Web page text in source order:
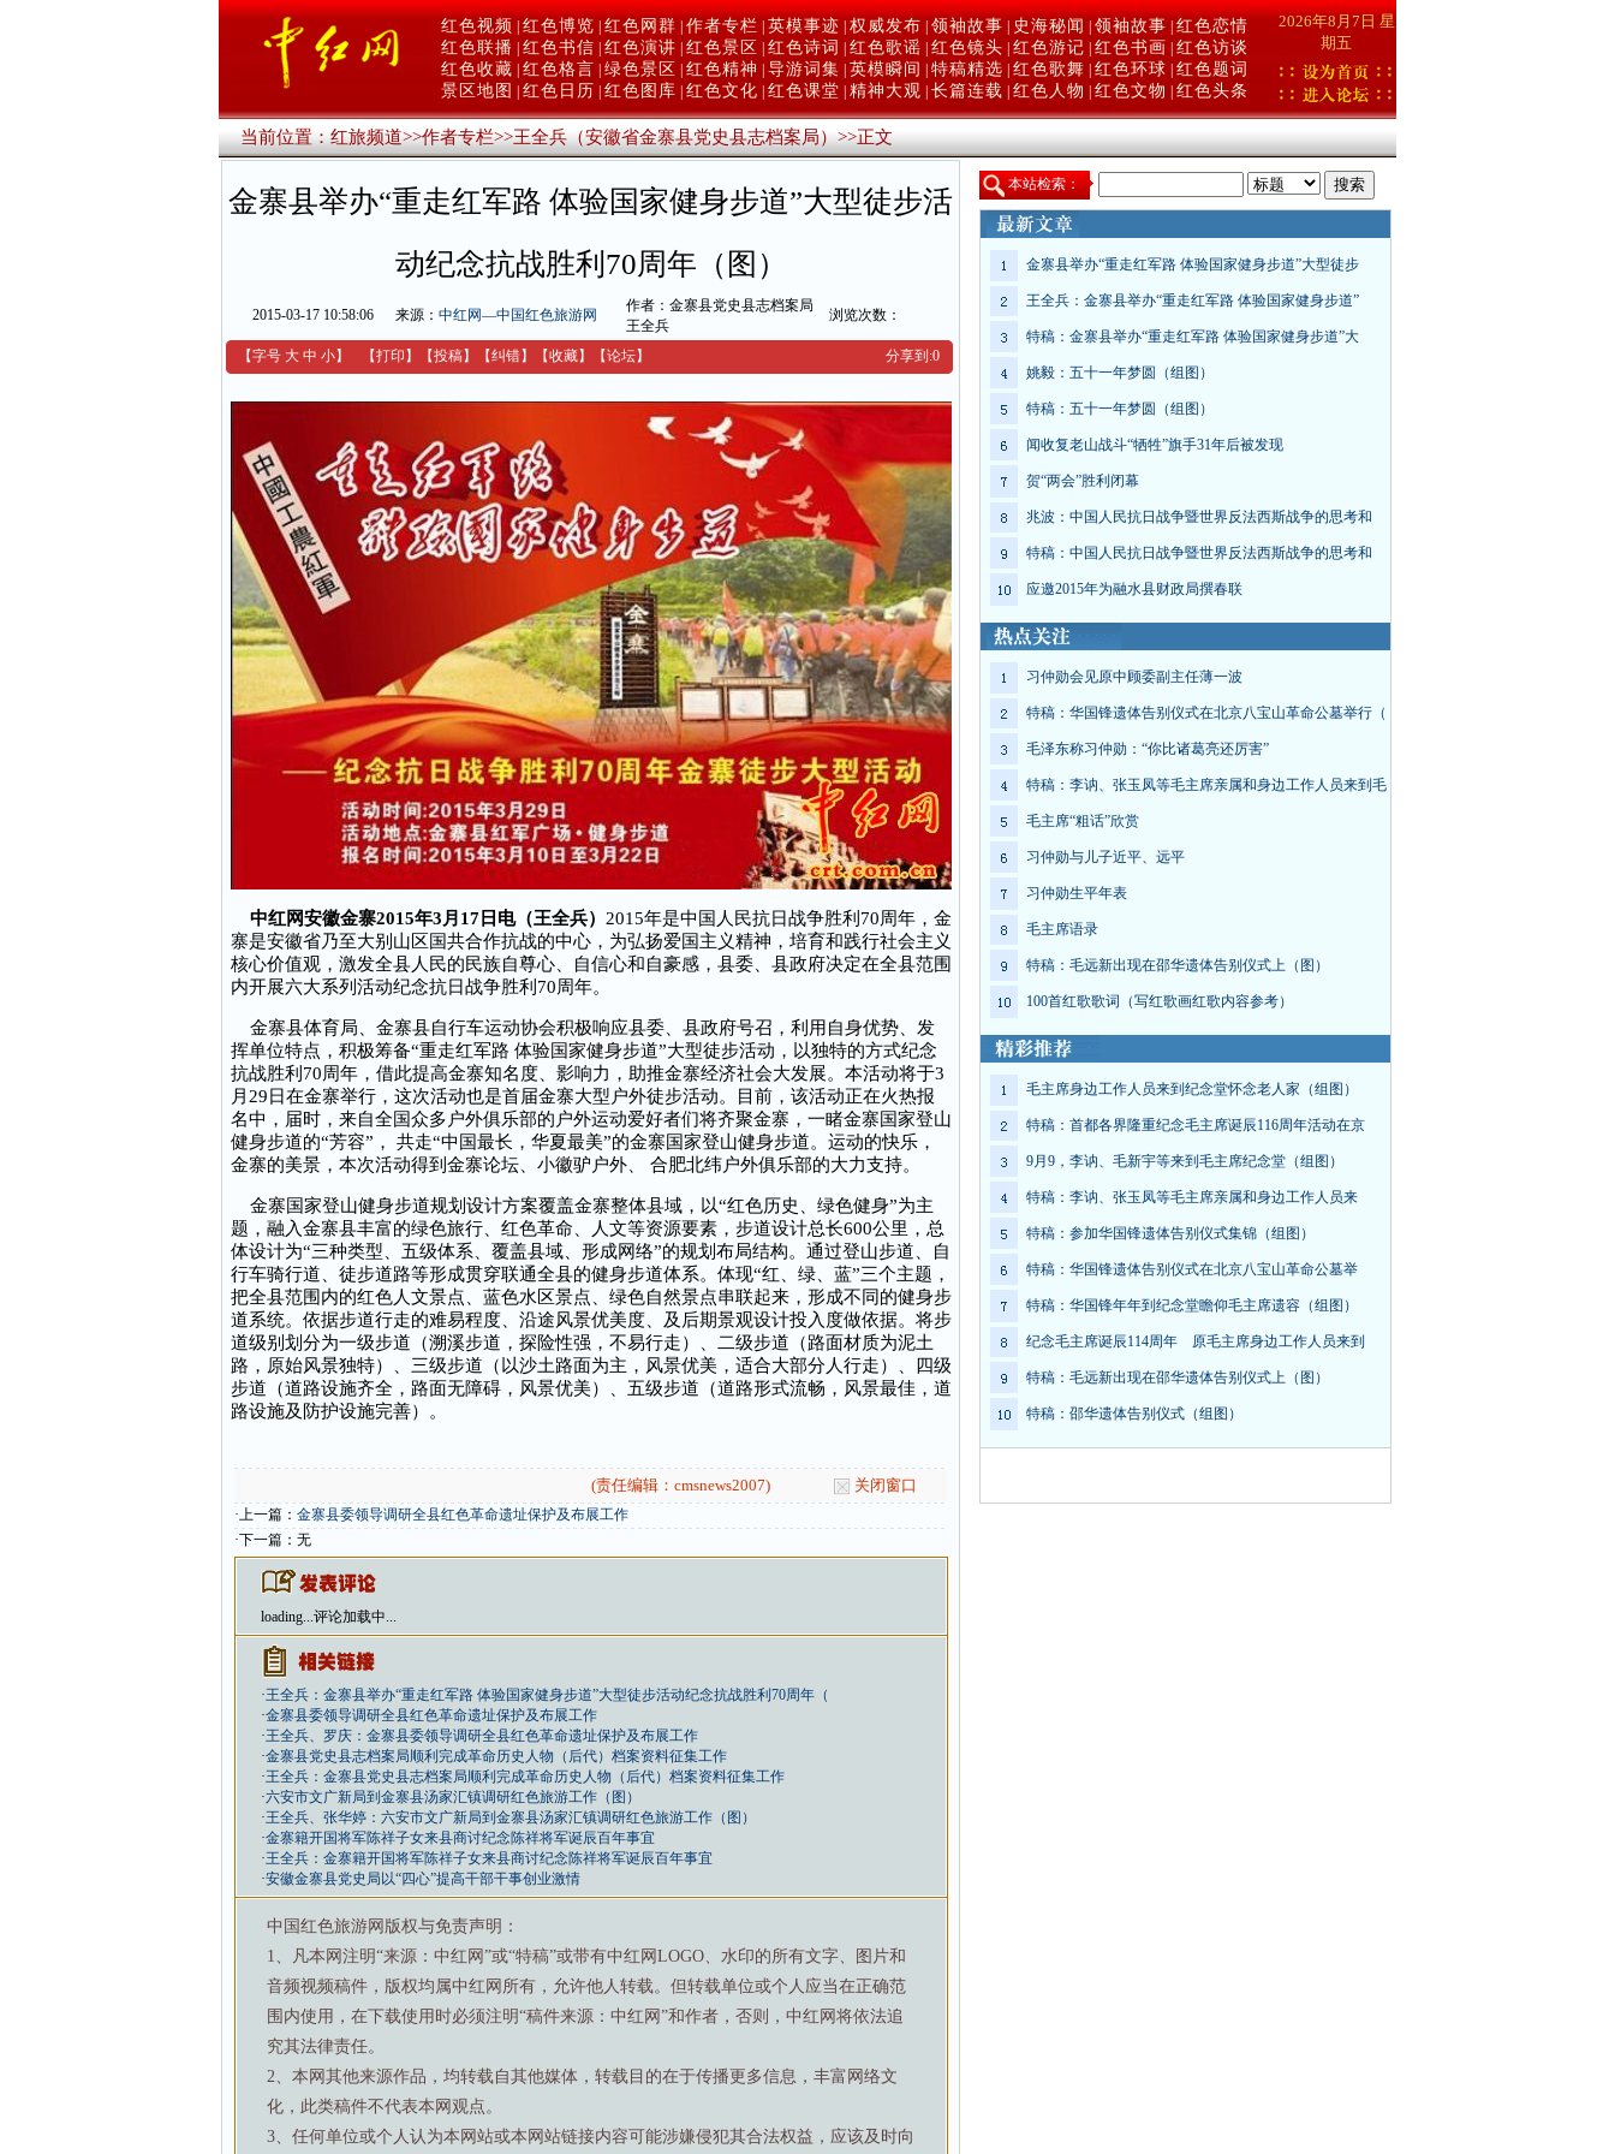
红色视频 红色博览 红色网群 作者专栏 英模事迹 权威发布 领袖故事 史海秘闻 领袖故事 红色恋情
红色联播 红色书信 红色演讲 红色景区 红色诗词 红色歌谣 红色镜头 红色游记 红色书画
红色访谈
红色收藏 红色格言 绿色景区 红色精神 导游词集 英模瞬间 特稿精选 红色歌舞 红色环球 红色题词
景区地图
红色日历 红色图库 红色文化 红色课堂 精神大观 长篇连载 红色人物 红色文物 红色头条
2026年8月7日 星
期五
当前位置：红旅频道>>作者专栏>>王全兵（安徽省金寨县党史县志档案局）>>正文
金寨县举办“重走红军路 体验国家健身步道”大型徒步活
动纪念抗战胜利70周年（图）
2015-03-17 10:58:06 来源： 中红网—中国红色旅游网
作者：金寨县党史县志档案局
王全兵
浏览次数：
【字号 大 中 小】 【打印 】 【投稿】 【纠错】 【收藏】 【论坛】 分享到:0
中红网安徽金寨2015年3月17日电（王全兵） 2015年是中国人民抗日战争胜利70周年，金
寨是安徽省乃至大别山区国共合作抗战的中心，为弘扬爱国主义精神，培育和践行社会主义
核心价值观，激发全县人民的民族自尊心、自信心和自豪感，县委、县政府决定在全县范围
内开展六大系列活动纪念抗日战争胜利70周年。
金寨县体育局、金寨县自行车运动协会积极响应县委、县政府号召，利用自身优势、发
挥单位特点，积极筹备“重走红军路 体验国家健身步道”大型徒步活动，以独特的方式纪念
抗战胜利70周年，借此提高金寨知名度、影响力，助推金寨经济社会大发展。本活动将于3
月29日在金寨举行，这次活动也是首届金寨大型户外徒步活动。目前，该活动正在火热报
名中，届时，来自全国众多户外俱乐部的户外运动爱好者们将齐聚金寨，一睹金寨国家登山
健身步道的“芳容”， 共走“中国最长，华夏最美”的金寨国家登山健身步道。运动的快乐，
金寨的美景，本次活动得到金寨论坛、小徽驴户外、 合肥北纬户外俱乐部的大力支持。
金寨国家登山健身步道规划设计方案覆盖金寨整体县域，以“红色历史、绿色健身”为主
题，融入金寨县丰富的绿色旅行、红色革命、人文等资源要素，步道设计总长600公里，总
体设计为“三种类型、五级体系、覆盖县域、形成网络”的规划布局结构。通过登山步道、自
行车骑行道、徒步道路等形成贯穿联通全县的健身步道体系。体现“红、绿、蓝”三个主题，
把全县范围内的红色人文景点、蓝色水区景点、绿色自然景点串联起来，形成不同的健身步
道系统。依据步道行走的难易程度、沿途风景优美度、及后期景观设计投入度做依据。将步
道级别划分为一级步道（溯溪步道，探险性强，不易行走）、二级步道（路面材质为泥土
路，原始风景独特）、三级步道（以沙土路面为主，风景优美，适合大部分人行走）、四级
步道（道路设施齐全，路面无障碍，风景优美）、五级步道（道路形式流畅，风景最佳，道
路设施及防护设施完善）。
(责任编辑：cmsnews2007) 关闭窗口
·上一篇： 金寨县委领导调研全县红色革命遗址保护及布展工作
·下一篇：无
loading...评论加载中...
·王全兵：金寨县举办“重走红军路 体验国家健身步道”大型徒步活动纪念抗战胜利70周年（
·金寨县委领导调研全县红色革命遗址保护及布展工作
·王全兵、罗庆：金寨县委领导调研全县红色革命遗址保护及布展工作
·金寨县党史县志档案局顺利完成革命历史人物（后代）档案资料征集工作
·王全兵：金寨县党史县志档案局顺利完成革命历史人物（后代）档案资料征集工作
·六安市文广新局到金寨县汤家汇镇调研红色旅游工作（图）
·王全兵、张华婷：六安市文广新局到金寨县汤家汇镇调研红色旅游工作（图）
·金寨籍开国将军陈祥子女来县商讨纪念陈祥将军诞辰百年事宜
·王全兵：金寨籍开国将军陈祥子女来县商讨纪念陈祥将军诞辰百年事宜
·安徽金寨县党史局以“四心”提高干部干事创业激情
中国红色旅游网版权与免责声明：
1、凡本网注明“来源：中红网”或“特稿”或带有中红网LOGO、水印的所有文字、图片和
音频视频稿件，版权均属中红网所有，允许他人转载。但转载单位或个人应当在正确范
围内使用，在下载使用时必须注明“稿件来源：中红网”和作者，否则，中红网将依法追
究其法律责任。
2、本网其他来源作品，均转载自其他媒体，转载目的在于传播更多信息，丰富网络文
化，此类稿件不代表本网观点。
3、任何单位或个人认为本网站或本网站链接内容可能涉嫌侵犯其合法权益，应该及时向
本站检索：
金寨县举办“重走红军路 体验国家健身步道”大型徒步
王全兵：金寨县举办“重走红军路 体验国家健身步道”
特稿：金寨县举办“重走红军路 体验国家健身步道”大
姚毅：五十一年梦圆（组图）
特稿：五十一年梦圆（组图）
闻收复老山战斗“牺牲”旗手31年后被发现
贺“两会”胜利闭幕
兆波：中国人民抗日战争暨世界反法西斯战争的思考和
特稿：中国人民抗日战争暨世界反法西斯战争的思考和
应邀2015年为融水县财政局撰春联
习仲勋会见原中顾委副主任薄一波
特稿：华国锋遗体告别仪式在北京八宝山革命公墓举行（
毛泽东称习仲勋：“你比诸葛亮还厉害”
特稿：李讷、张玉凤等毛主席亲属和身边工作人员来到毛
毛主席“粗话”欣赏
习仲勋与儿子近平、远平
习仲勋生平年表
毛主席语录
特稿：毛远新出现在邵华遗体告别仪式上（图）
100首红歌歌词（写红歌画红歌内容参考）
毛主席身边工作人员来到纪念堂怀念老人家（组图）
特稿：首都各界隆重纪念毛主席诞辰116周年活动在京
9月9，李讷、毛新宇等来到毛主席纪念堂（组图）
特稿：李讷、张玉凤等毛主席亲属和身边工作人员来
特稿：参加华国锋遗体告别仪式集锦（组图）
特稿：华国锋遗体告别仪式在北京八宝山革命公墓举
特稿：华国锋年年到纪念堂瞻仰毛主席遗容（组图）
纪念毛主席诞辰114周年 原毛主席身边工作人员来到
特稿：毛远新出现在邵华遗体告别仪式上（图）
特稿：邵华遗体告别仪式（组图）